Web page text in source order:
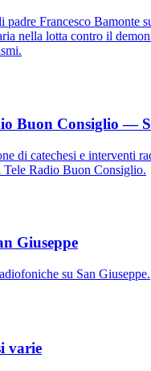
padre Francesco Bamonte
nella lotta contro il
Buon Consiglio —
di catechesi e interventi
Tele Radio Buon Consiglio.
GiuseppePatriarca
su San Giuseppe.
varie